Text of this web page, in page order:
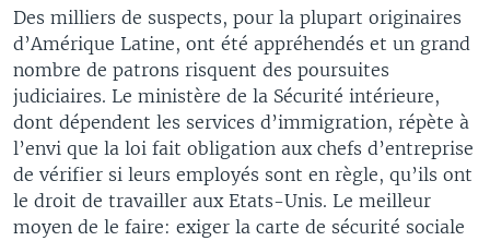
Des milliers de suspects, pour la plupart originaires
d’Amérique Latine, ont été appréhendés et un grand
nombre de patrons risquent des poursuites
judiciaires. Le ministère de la Sécurité intérieure,
dont dépendent les services d’immigration, répète à
l’envi que la loi fait obligation aux chefs d’entreprise
de vérifier si leurs employés sont en règle, qu’ils ont
le droit de travailler aux Etats-Unis. Le meilleur
moyen de le faire: exiger la carte de sécurité sociale